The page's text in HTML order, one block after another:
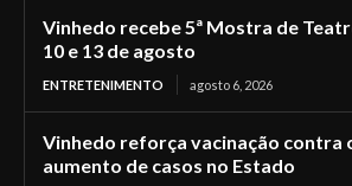
Vinhedo recebe 5ª Mostra de
10 e 13 de agosto
ENTRETENIMENTO agosto 6, 2026
Vinhedo reforça vacinação contra
aumento de casos no Estado